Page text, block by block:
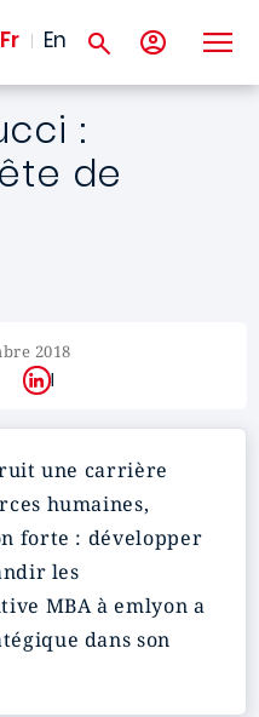
Fr En
:
de
2018
LinkedIn
une carrière
humaines,
forte : développer
les
MBA à emlyon a
dans son